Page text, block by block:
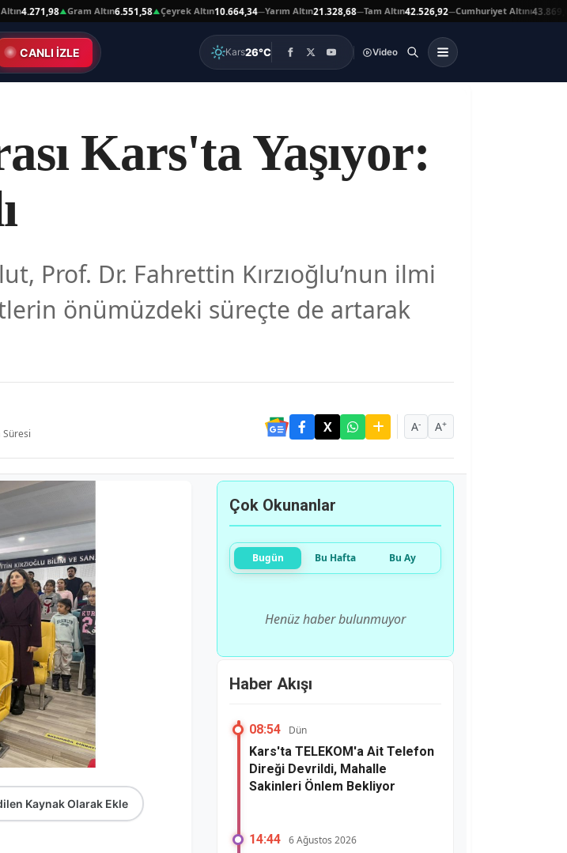
▲Gram Altın6.551,58▲Çeyrek Altın10.664,34—Yarım Altın21.328,68—Tam Altın42.526,92—Cumhuriyet Altını 43.869,00▲
CANLI İZLE Kars26°C Video
Kars'ta Yaşıyor:
Prof. Dr. Fahrettin Kırzıoğlu’nun ilmi
önümüzdeki süreçte de artarak
Süresi A- A+
Kaynak Olarak Ekle
Çok Okunanlar
Bugün Bu Hafta Bu Ay
Henüz haber bulunmuyor
Haber Akışı
08:54 Dün
Kars'ta TELEKOM'a Ait Telefon
Direği Devrildi, Mahalle
Sakinleri Önlem Bekliyor
14:44 6 Ağustos 2026